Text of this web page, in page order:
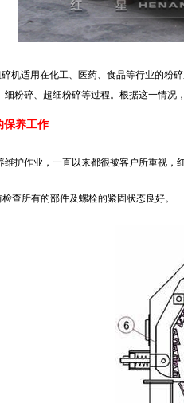
碎机适用在化工、医药、食品等行业的粉
细粉碎、超细粉碎等过程。根据这一情况
保养工作
维护作业，一直以来都很被客户所重视，
查所有的部件及螺栓的紧固状态良好。